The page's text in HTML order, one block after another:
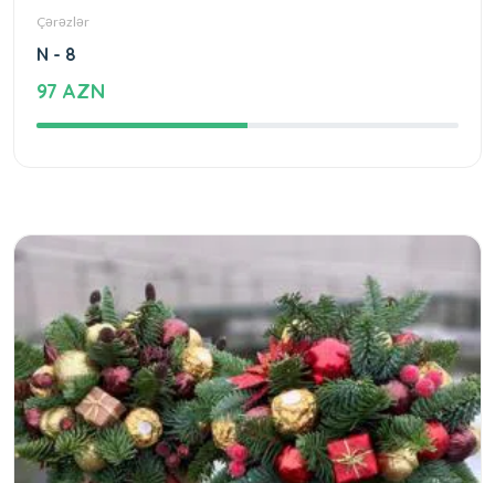
Çərəzlər
N - 8
97 AZN